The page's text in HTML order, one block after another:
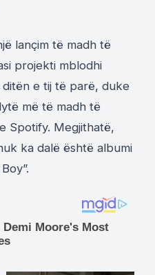
lançim të madh të
projekti mblodhi
ditën e tij të parë, duke
më të madh të
Spotify. Megjithatë,
ka dalë është albumi